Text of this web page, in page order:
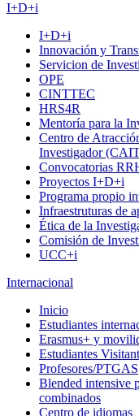
I+D+i
I+D+i
Innovación y
Servicion de
OPE
CINTTEC
HRS4R
Mentoría para la
Centro de
Investigador
Convocatorias
Proyectos I+D+i
Programa propio
Infraestruturas de
Ética de la
Comisión de
UCC+i
Internacional
Inicio
Estudiantes
Erasmus+ y
Estudiantes
Profesores/PTGAS
Blended intensive
combinados
Centro de idiomas